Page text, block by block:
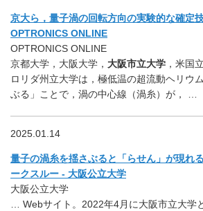
京大ら，量子渦の回転方向の実験的な確定
OPTRONICS ONLINE
OPTRONICS ONLINE
京都大学，大阪大学， 大阪市立大学 ，米国
ロリダ州立大学は，極低温の超流動ヘリウ
ぶる」ことで，渦の中心線（渦糸）が， …
2025.01.14
量子の渦糸を揺さぶると「らせん」が現れ
ークスルー - 大阪公立大学
大阪公立大学
… Webサイト。2022年4月に大阪市立大学